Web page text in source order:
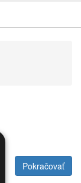
Pokračovať